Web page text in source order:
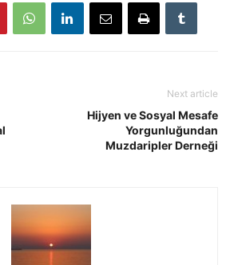
Next article
Hijyen ve Sosyal Mesafe
Yorgunluğundan
Muzdaripler Derneği